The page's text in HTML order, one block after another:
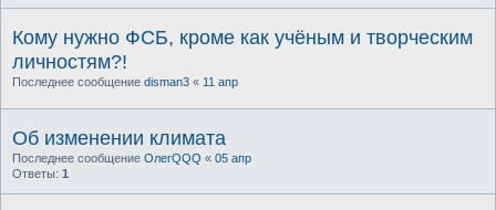
Кому нужно ФСБ, кроме как учёным и творческим
личностям?!
Последнее сообщение disman3 « 11 апр
Об изменении климата
Последнее сообщение ОлегQQQ « 05 апр
Ответы: 1